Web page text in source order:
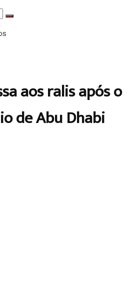
aos ralis após o
de Abu Dhabi